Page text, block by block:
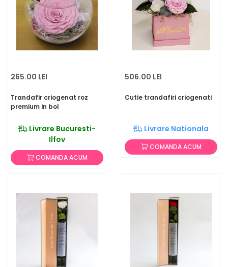
265.00 LEI
Trandafir criogenat roz
premium in bol
Livrare Bucuresti-
Ilfov
COMANDA ACUM
506.00 LEI
Cutie trandafiri criogenati
Livrare Nationala
COMANDA ACUM